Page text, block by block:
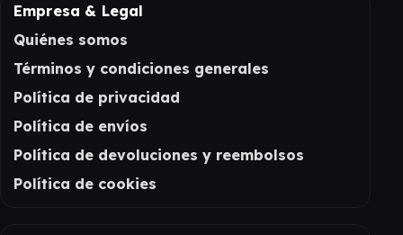
Empresa & Legal
Quiénes somos
Términos y condiciones generales
Política de privacidad
Política de envíos
Política de devoluciones y reembolsos
Política de cookies